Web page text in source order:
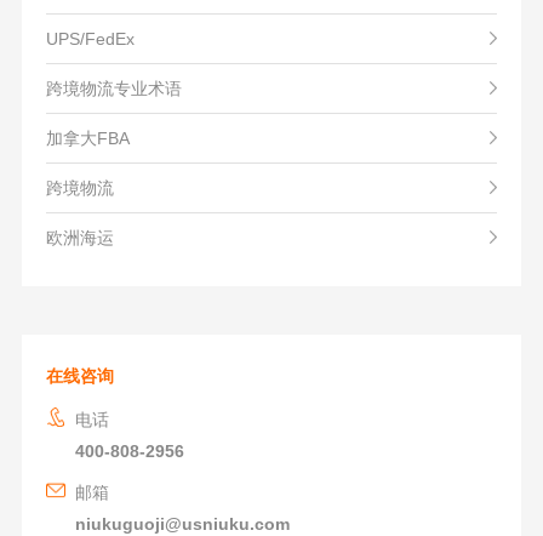
UPS/FedEx
跨境物流专业术语
加拿大FBA
跨境物流
欧洲海运
在线咨询
电话
400-808-2956
邮箱
niukuguoji@usniuku.com